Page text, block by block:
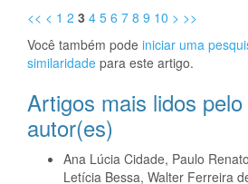
<< < 1 2 3 4 5 6 7 8 9 10 > >>
Você também pode iniciar uma
similaridade para este artigo.
Artigos mais lidos
autor(es)
Ana Lúcia Cidade, Paulo
Letícia Bessa, Walter Ferreira